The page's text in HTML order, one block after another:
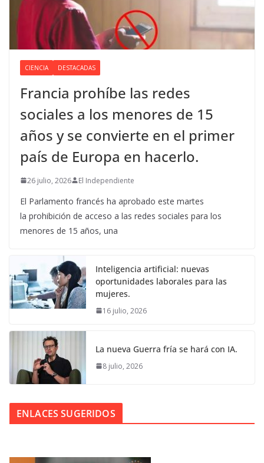
CIENCIA DESTACADAS
Francia prohíbe las redes
sociales a los menores de 15
años y se convierte en el primer
país de Europa en hacerlo.
26 julio, 2026 El Independiente
El Parlamento francés ha aprobado este martes
la prohibición de acceso a las redes sociales para los
menores de 15 años, una
Inteligencia artificial: nuevas
oportunidades laborales para las
mujeres.
16 julio, 2026
La nueva Guerra fría se hará con IA.
8 julio, 2026
ENLACES SUGERIDOS